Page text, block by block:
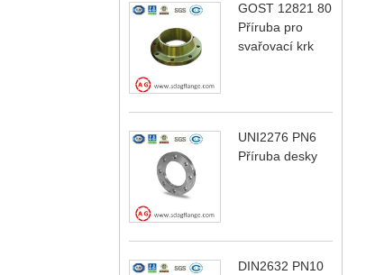
GOST 12821 80
Příruba pro
svařovací krk
UNI2276 PN6
Příruba desky
DIN2632 PN10